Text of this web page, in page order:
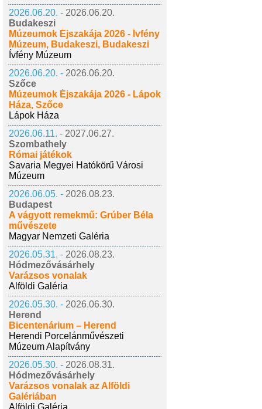
2026.06.20. - 2026.06.20.
Budakeszi
Múzeumok Éjszakája 2026 - Ívfény
Múzeum, Budakeszi, Budakeszi
Ívfény Múzeum
2026.06.20. - 2026.06.20.
Szőce
Múzeumok Éjszakája 2026 - Lápok
Háza, Szőce
Lápok Háza
2026.06.11. - 2027.06.27.
Szombathely
Római játékok
Savaria Megyei Hatókörű Városi
Múzeum
2026.06.05. - 2026.08.23.
Budapest
A vágyott remekmű: Grúber Béla
művészete
Magyar Nemzeti Galéria
2026.05.31. - 2026.08.23.
Hódmezővásárhely
Varázsos vonalak
Alföldi Galéria
2026.05.30. - 2026.06.30.
Herend
Bicentenárium – Herend
Herendi Porcelánművészeti
Múzeum Alapítvány
2026.05.30. - 2026.08.31.
Hódmezővásárhely
Varázsos vonalak az Alföldi
Galériában
Alföldi Galéria